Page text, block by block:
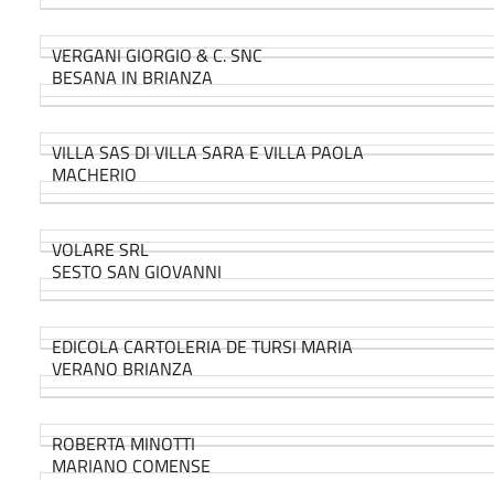
VERGANI GIORGIO & C. SNC
BESANA IN BRIANZA
VILLA SAS DI VILLA SARA E VILLA PAOLA
MACHERIO
VOLARE SRL
SESTO SAN GIOVANNI
EDICOLA CARTOLERIA DE TURSI MARIA
VERANO BRIANZA
ROBERTA MINOTTI
MARIANO COMENSE